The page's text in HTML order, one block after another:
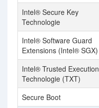
Intel® Secure Key
Technologie
Intel® Software Guard
Extensions (Intel® SGX)
Intel® Trusted Execution
Technologie (TXT)
Secure Boot